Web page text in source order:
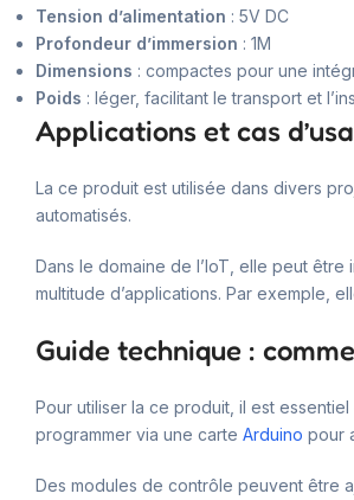
Tension d’alimentation : 5V DC
Profondeur d’immersion : 1M
Dimensions : compactes pour une
Poids : léger, facilitant le transport et
Applications et cas
La ce produit est utilisée dans divers
automatisés.
Dans le domaine de l’IoT, elle peut être
multitude d’applications. Par exemple,
Guide technique :
Pour utiliser la ce produit, il est
programmer via une carte Arduino pour
Des modules de contrôle peuvent être